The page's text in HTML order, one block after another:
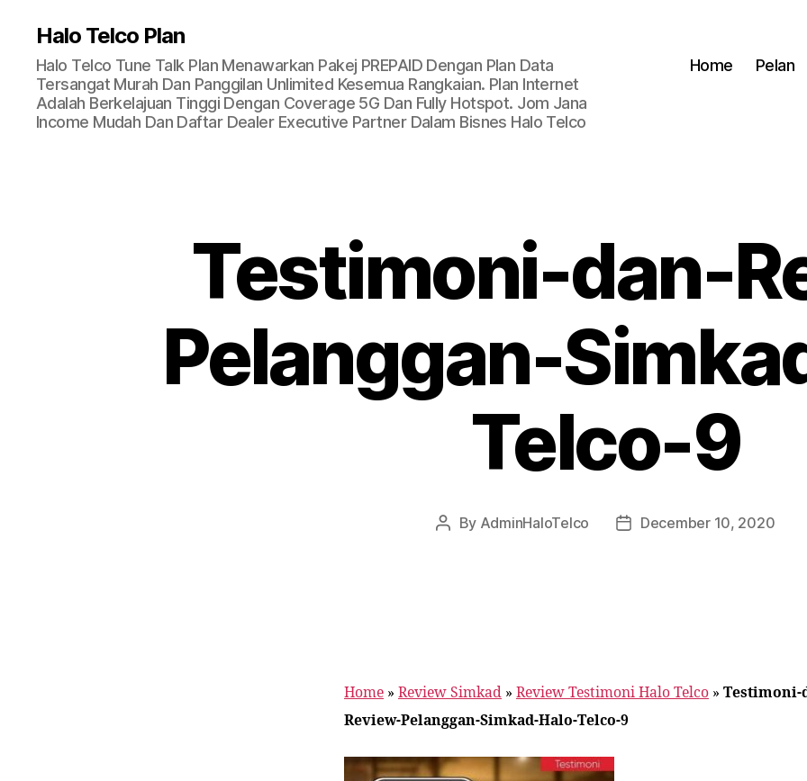
Halo Telco Plan
Halo Telco Tune Talk Plan Menawarkan Pakej PREPAID Dengan Plan Data
Tersangat Murah Dan Panggilan Unlimited Kesemua Rangkaian. Plan Internet
Adalah Berkelajuan Tinggi Dengan Coverage 5G Dan Fully Hotspot. Jom Jana
Income Mudah Dan Daftar Dealer Executive Partner Dalam Bisnes Halo Telco
Home Pelan
Testimoni-dan-
Pelanggan-
Telco-9
Post
By AdminHaloTelco
PostDecember 10, 2020
Home » Review Simkad » Review Testimoni Halo Telco » Testimoni-
Review-Pelanggan-Simkad-Halo-Telco-9